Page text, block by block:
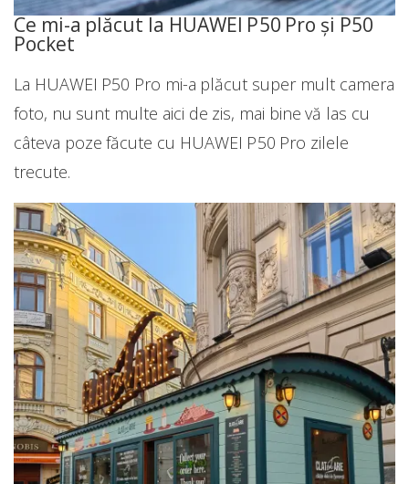
Ce mi-a plăcut la HUAWEI P50 Pro și P50
Pocket
La HUAWEI P50 Pro mi-a plăcut super mult camera
foto, nu sunt multe aici de zis, mai bine vă las cu
câteva poze făcute cu HUAWEI P50 Pro zilele
trecute.